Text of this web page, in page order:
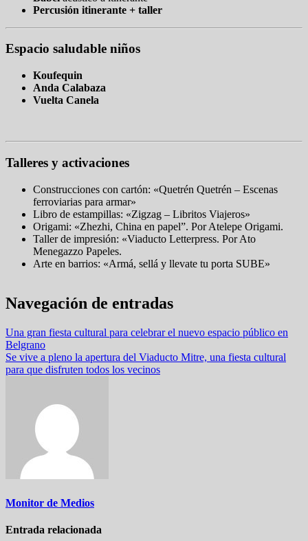
Percusión itinerante + taller
Espacio saludable niños
Koufequin
Anda Calabaza
Vuelta Canela
Talleres y activaciones
Construcciones con cartón: «Quetrén Quetrén – Escenas
ferroviarias para armar»
Libro de estampillas: «Zigzag – Libritos Viajeros»
Origami: «Zhezhi, China en papel”. Por Atelepe Origami.
Taller de impresión: «Viaducto Letterpress. Por Ato
Menegazzo Papeles.
Arte en barrios: «Armá, sellá y llevate tu porta SUBE»
Navegación de entradas
Una gran fiesta cultural para celebrar el nuevo espacio público en
Belgrano
Se vive a pleno la apertura del Viaducto Mitre, una fiesta cultural
para que disfruten todos los vecinos
Monitor de Medios
Entrada relacionada